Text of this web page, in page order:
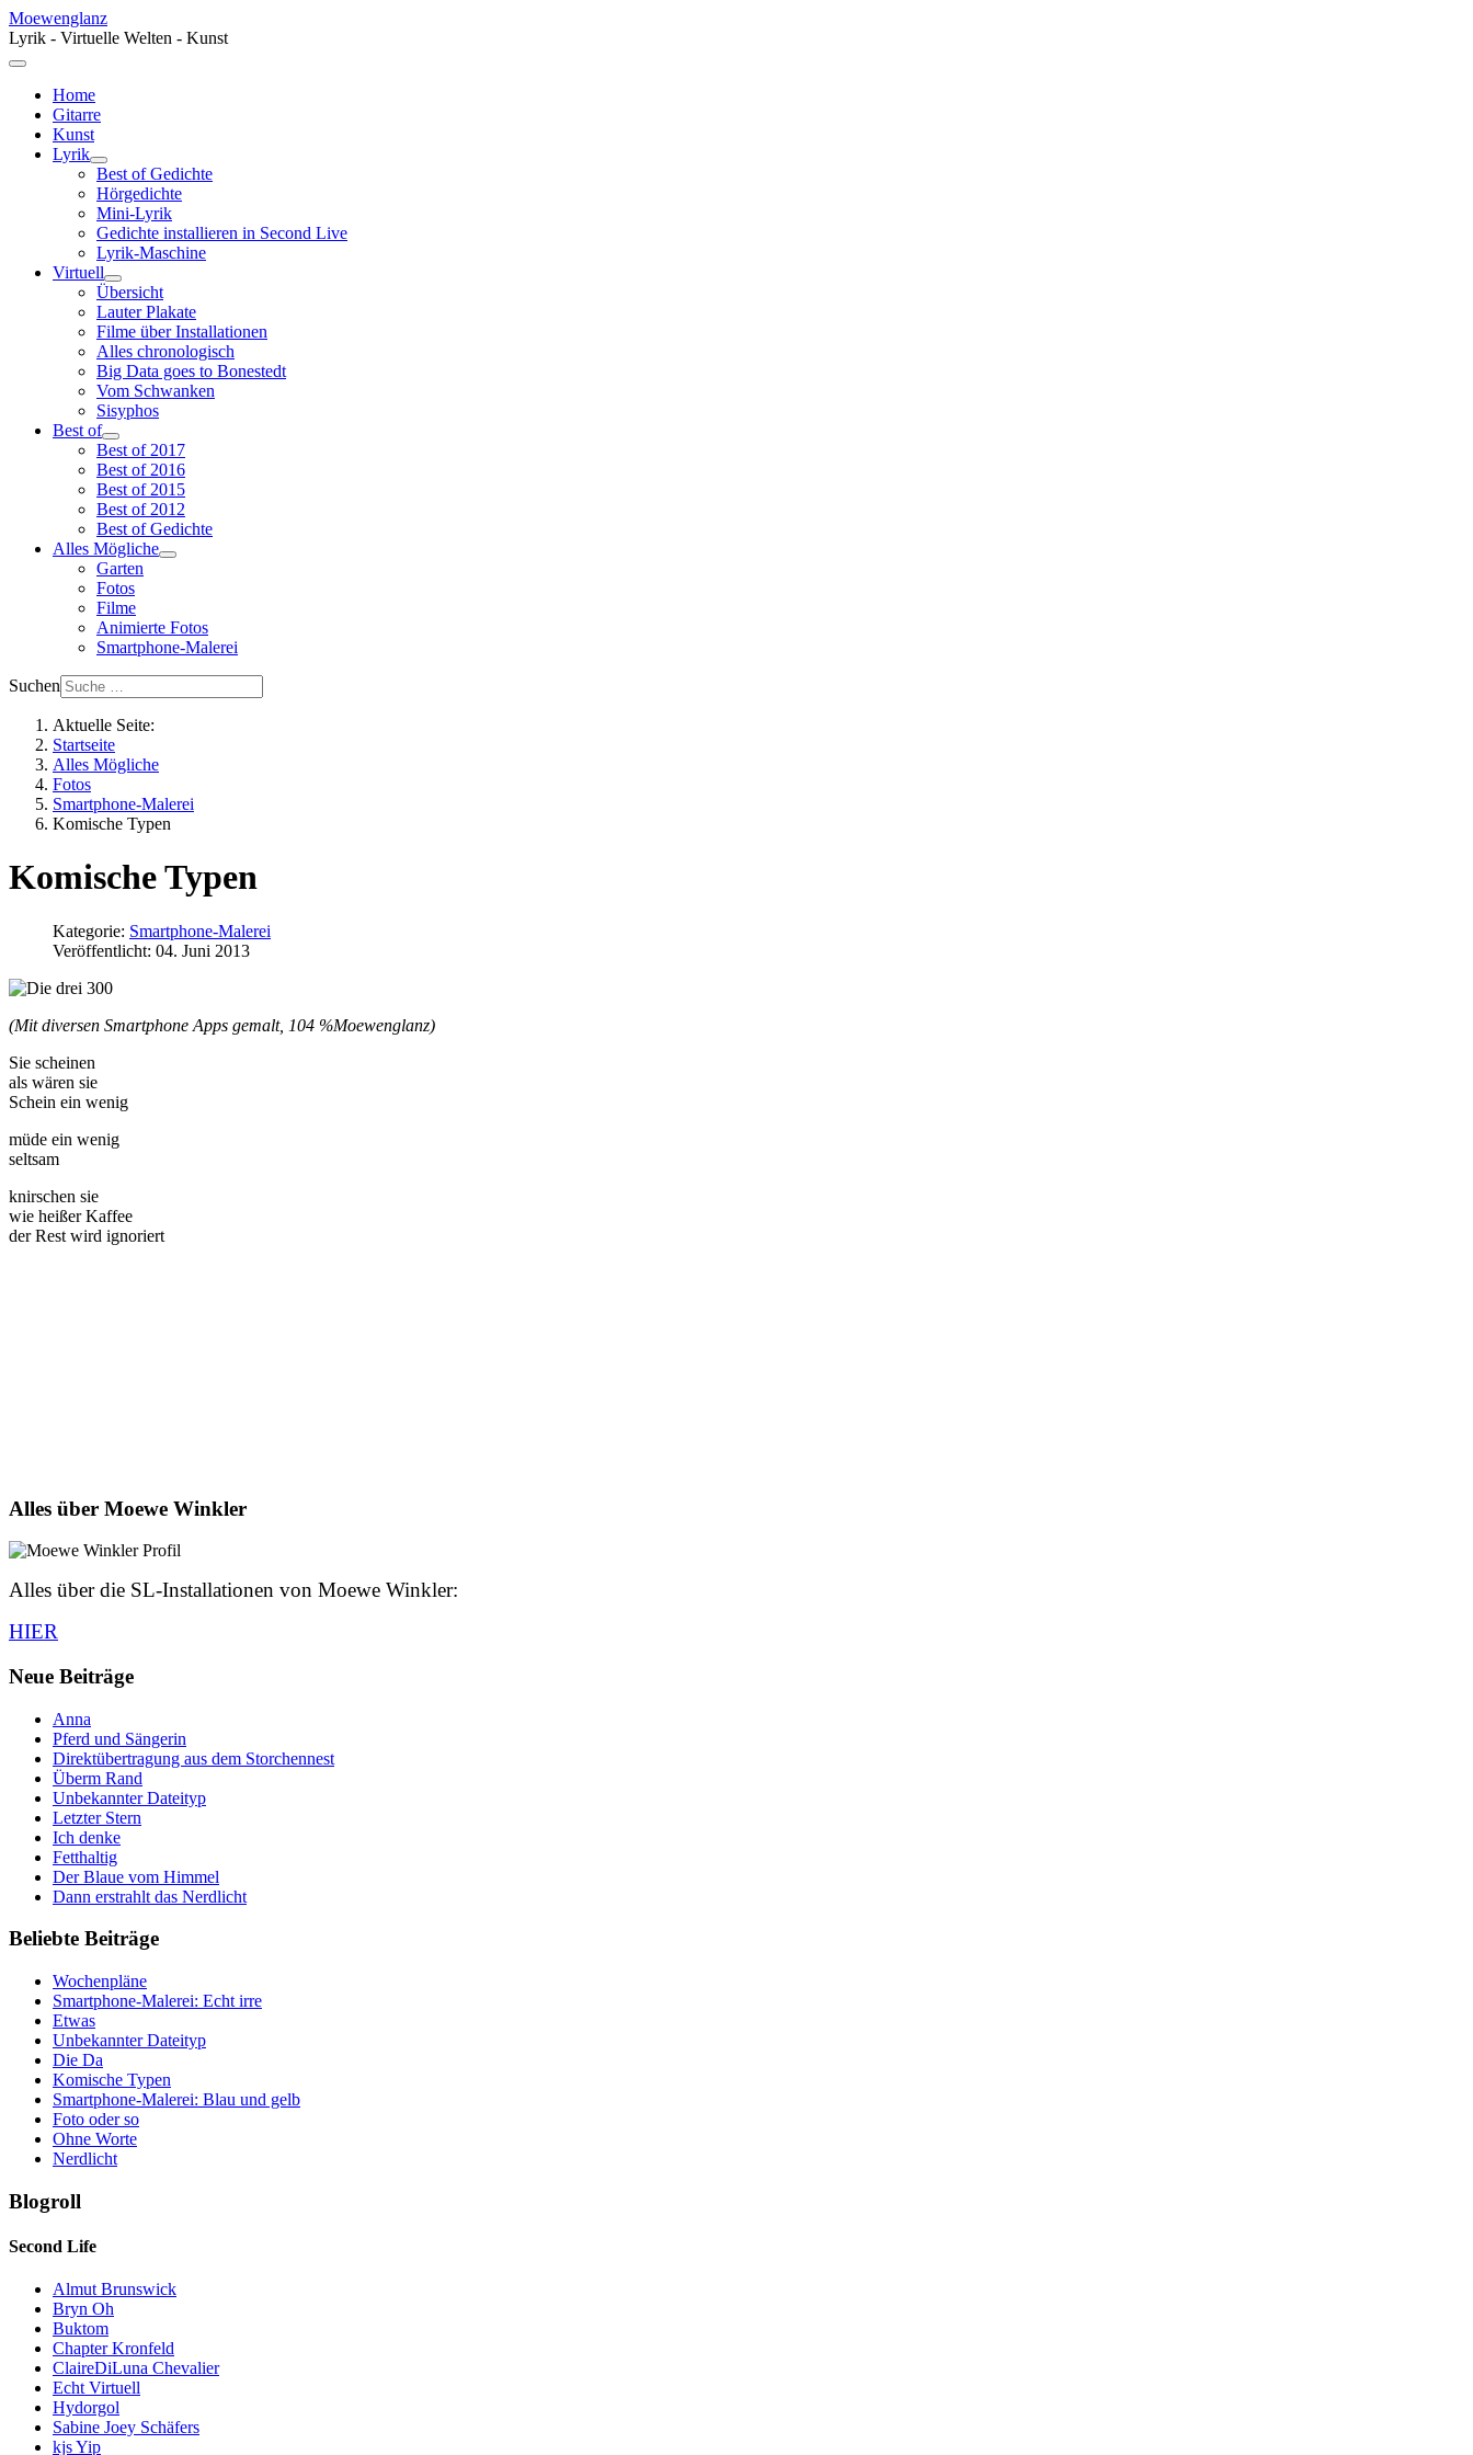
Moewenglanz
Lyrik - Virtuelle Welten - Kunst
Home
Gitarre
Kunst
Lyrik
Best of Gedichte
Hörgedichte
Mini-Lyrik
Gedichte installieren in Second Live
Lyrik-Maschine
Virtuell
Übersicht
Lauter Plakate
Filme über Installationen
Alles chronologisch
Big Data goes to Bonestedt
Vom Schwanken
Sisyphos
Best of
Best of 2017
Best of 2016
Best of 2015
Best of 2012
Best of Gedichte
Alles Mögliche
Garten
Fotos
Filme
Animierte Fotos
Smartphone-Malerei
Suchen
Aktuelle Seite:
Startseite
Alles Mögliche
Fotos
Smartphone-Malerei
Komische Typen
Komische Typen
Kategorie: Smartphone-Malerei
Veröffentlicht: 04. Juni 2013
(Mit diversen Smartphone Apps gemalt, 104 %Moewenglanz)
Sie scheinen
als wären sie
Schein ein wenig
müde ein wenig
seltsam
knirschen sie
wie heißer Kaffee
der Rest wird ignoriert
Alles über Moewe Winkler
Alles über die SL-Installationen von Moewe Winkler:
HIER
Neue Beiträge
Anna
Pferd und Sängerin
Direktübertragung aus dem Storchennest
Überm Rand
Unbekannter Dateityp
Letzter Stern
Ich denke
Fetthaltig
Der Blaue vom Himmel
Dann erstrahlt das Nerdlicht
Beliebte Beiträge
Wochenpläne
Smartphone-Malerei: Echt irre
Etwas
Unbekannter Dateityp
Die Da
Komische Typen
Smartphone-Malerei: Blau und gelb
Foto oder so
Ohne Worte
Nerdlicht
Blogroll
Second Life
Almut Brunswick
Bryn Oh
Buktom
Chapter Kronfeld
ClaireDiLuna Chevalier
Echt Virtuell
Hydorgol
Sabine Joey Schäfers
kjs Yip